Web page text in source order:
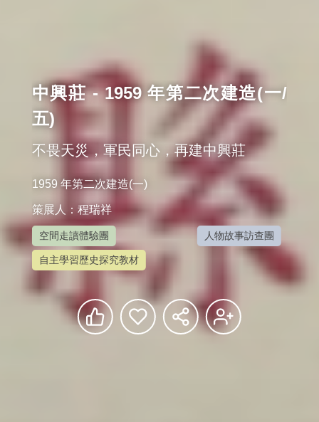
中興莊 - 1959 年第二次建造(一/
五)
不畏天災，軍民同心，再建中興莊
1959 年第二次建造(一)
策展人：程瑞祥
空間走讀體驗團 人物故事訪查團
自主學習歷史探究教材